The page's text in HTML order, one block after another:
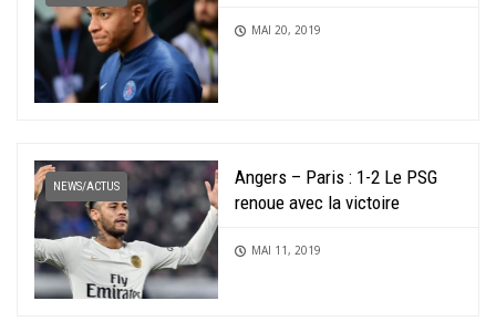
MAI 20, 2019
NEWS/ACTUS
Angers – Paris : 1-2 Le PSG
renoue avec la victoire
MAI 11, 2019